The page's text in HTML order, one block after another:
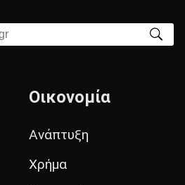
Οικονομία
Ανάπτυξη
Χρήμα